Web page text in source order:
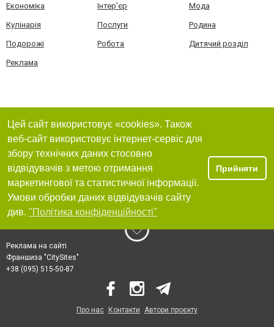
Економіка Інтер'єр Мода
Кулінарія Послуги Родина
Подорожі Робота Дитячий розділ
Реклама
Цей сайт використовує «cookies». Також
веб-сайт використовує інтернет-сервіс для
збору технічних даних стосовно
відвідувачів з метою отримання
маркетингової та статистичної інформації.
Умови обробки даних відвідувачів сайту
див. "Політика конфіденційності"
Прийняти
Реклама на сайті
Франшиза "CitySites"
+38 (095) 515-50-87
Про нас Контакти Автори проєкту